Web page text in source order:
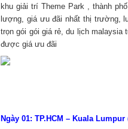
khu giải trí Theme Park , thành
lượng, giá ưu đãi nhất thị trường,
trọn gói gói giá rẻ, du lịch
được giá ưu đãi
Ngày 01: TP.HCM – Kuala